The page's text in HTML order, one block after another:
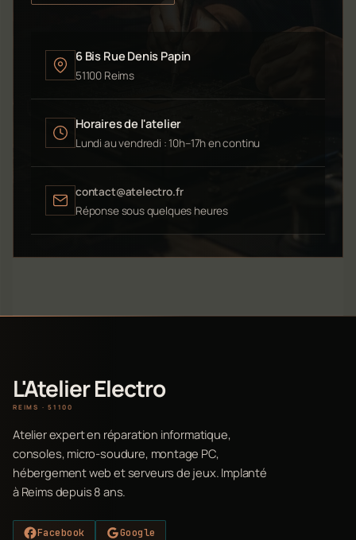
6 Bis Rue Denis Papin
51100 Reims
Horaires de l'atelier
Lundi au vendredi : 10h–17h en continu
contact@atelectro.fr
Réponse sous quelques heures
L'Atelier Electro
REIMS · 51100
Atelier expert en réparation informatique,
consoles, micro-soudure, montage PC,
hébergement web et serveurs de jeux. Implanté
à Reims depuis 8 ans.
Facebook Google